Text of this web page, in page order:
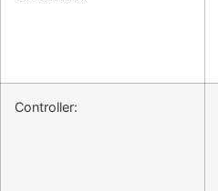
Controller: